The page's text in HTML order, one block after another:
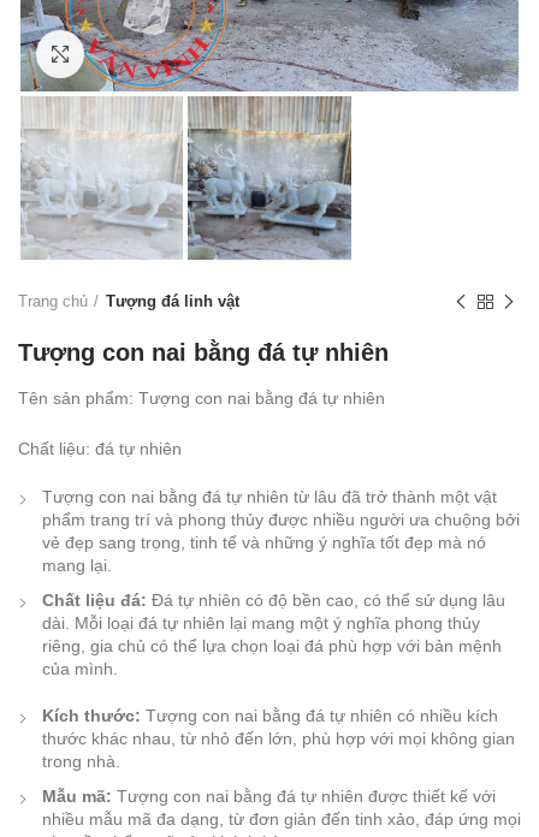
Click to enlarge
Trang chủ Tượng đá linh vật
Tượng con nai bằng đá tự nhiên
Tên sản phẩm: Tượng con nai bằng đá tự nhiên
Chất liệu: đá tự nhiên
Tượng con nai bằng đá tự nhiên từ lâu đã trở thành một vật
phẩm trang trí và phong thủy được nhiều người ưa chuộng bởi
vẻ đẹp sang trọng, tinh tế và những ý nghĩa tốt đẹp mà nó
mang lại.
Chất liệu đá: Đá tự nhiên có độ bền cao, có thể sử dụng lâu
dài. Mỗi loại đá tự nhiên lại mang một ý nghĩa phong thủy
riêng, gia chủ có thể lựa chọn loại đá phù hợp với bản mệnh
của mình.
Kích thước: Tượng con nai bằng đá tự nhiên có nhiều kích
thước khác nhau, từ nhỏ đến lớn, phù hợp với mọi không gian
trong nhà.
Mẫu mã: Tượng con nai bằng đá tự nhiên được thiết kế với
nhiều mẫu mã đa dạng, từ đơn giản đến tinh xảo, đáp ứng mọi